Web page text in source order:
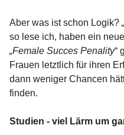
Aber was ist schon Logik?
so lese ich, haben ein
„Female Succes Penality“
Frauen letztlich für ihren
dann weniger Chancen
finden.
Studien - viel Lärm um